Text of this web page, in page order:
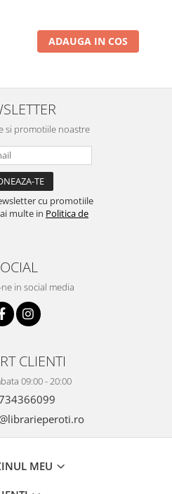
ADAUGA IN COS
si promotiile noastre
cu promotiile
multe in Politica de
in social media
CLIENTI
09:00 - 20:00
MEU